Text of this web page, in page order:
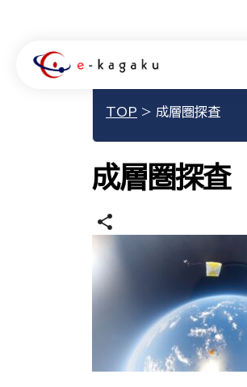
TOP > 成層圏探査
成層圏探査
share